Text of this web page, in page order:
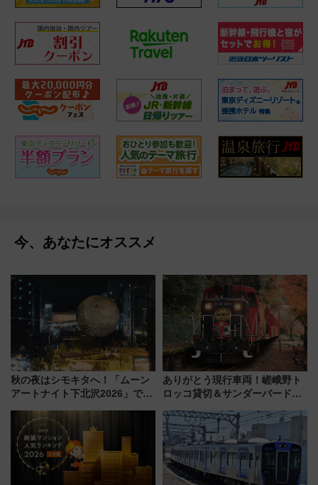
今、あなたにオススメ
秋の夜はシモキタへ！「ムーン
アートナイト下北沢2026」でイ
を満喫しよう
ありがとう現行車両！嵯峨野ト
ロッコ貸切＆サンダーバードレ
斉藤雪乃＆福原トシヒロと行
く！9月13日「京都の鉄道満喫
ツアー」開催